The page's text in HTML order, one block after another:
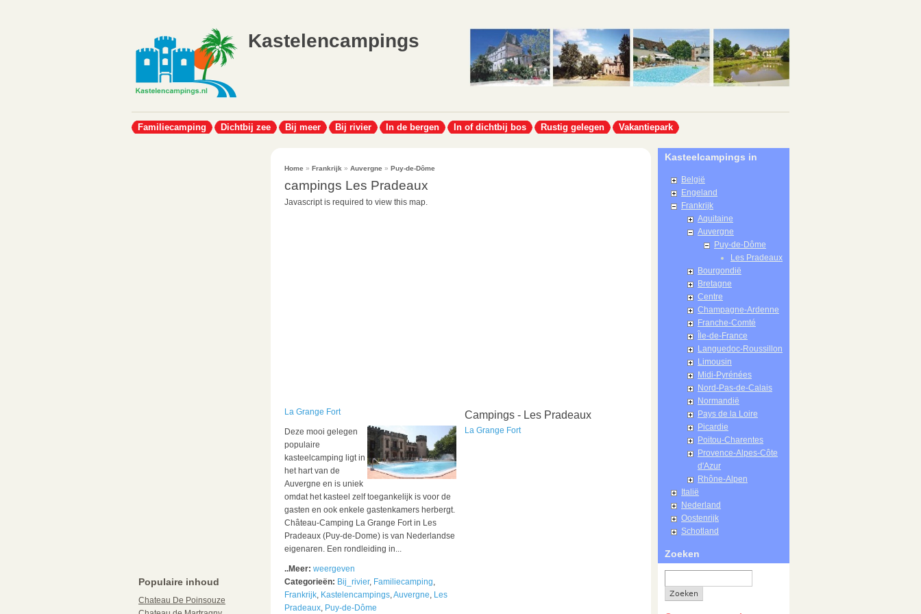
Kastelencampings
Familiecamping Dichtbij zee Bij meer Bij rivier In de bergen In of dichtbij bos Rustig gelegen Vakantiepark
Populaire inhoud
Chateau De Poinsouze
Home » Frankrijk » Auvergne » Puy-de-Dôme
campings Les Pradeaux
Javascript is required to view this map.
La Grange Fort
Deze mooi gelegen
populaire
kasteelcamping ligt in
het hart van de
Auvergne en is uniek
omdat het kasteel zelf toegankelijk is voor de
gasten en ook enkele gastenkamers herbergt.
Château-Camping La Grange Fort in Les
Pradeaux (Puy-de-Dome) is van Nederlandse
eigenaren. Een rondleiding in...
..Meer: weergeven
Categorieën: Bij_rivier, Familiecamping,
Frankrijk, Kastelencampings,Auvergne, Les
Pradeaux, Puy-de-Dôme
Campings - Les Pradeaux
La Grange Fort
Kasteelcampings in
België
Engeland
Frankrijk
Aquitaine
Auvergne
Puy-de-Dôme
Les Pradeaux
Bourgondië
Bretagne
Centre
Champagne-Ardenne
Franche-Comté
Île-de-France
Languedoc-Roussillon
Limousin
Midi-Pyrénées
Nord-Pas-de-Calais
Normandië
Pays de la Loire
Picardie
Poitou-Charentes
Provence-Alpes-Côte
d'Azur
Rhône-Alpen
Italië
Nederland
Oostenrijk
Schotland
Zoeken